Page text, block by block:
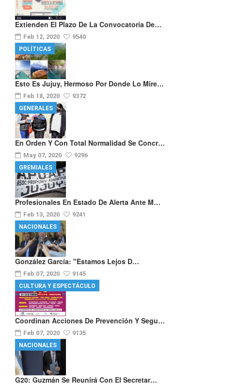
Extienden El Plazo De La Convocatoria De…
Feb 12, 2020 9540
Esto Es Jujuy, Hermoso Por Donde Lo Mire…
Feb 18, 2020 9372
POLÍTICAS
En Orden Y Con Total Normalidad Se Concr…
May 07, 2020 9296
GENERALES
Profesionales En Estado De Alerta Ante M…
Feb 13, 2020 9241
GREMIALES
González García: "Estamos Lejos D…
Feb 07, 2020 9145
NACIONALES
Coordinan Acciones De Prevención Y Segu…
Feb 07, 2020 9135
CULTURA Y ESPECTÁCULO
G20: Guzmán Se Reunirá Con El Secretar…
NACIONALES